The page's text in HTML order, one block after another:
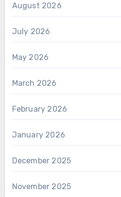
August 2026
July 2026
May 2026
March 2026
February 2026
January 2026
December 2025
November 2025